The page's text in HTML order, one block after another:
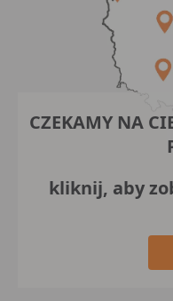
CZEKAMY NA
kliknij, aby